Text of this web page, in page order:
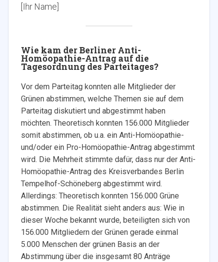
[Ihr Name]
Wie kam der Berliner Anti-
Homöopathie-Antrag auf die
Tagesordnung des Parteitages?
Vor dem Parteitag konnten alle Mitglieder der
Grünen abstimmen, welche Themen sie auf dem
Parteitag diskutiert und abgestimmt haben
möchten. Theoretisch konnten 156.000 Mitglieder
somit abstimmen, ob u.a. ein Anti-Homöopathie-
und/oder ein Pro-Homöopathie-Antrag abgestimmt
wird. Die Mehrheit stimmte dafür, dass nur der Anti-
Homöopathie-Antrag des Kreisverbandes Berlin
Tempelhof-Schöneberg abgestimmt wird.
Allerdings: Theoretisch konnten 156.000 Grüne
abstimmen. Die Realität sieht anders aus: Wie in
dieser Woche bekannt wurde, beteiligten sich von
156.000 Mitgliedern der Grünen gerade einmal
5.000 Menschen der grünen Basis an der
Abstimmung über die insgesamt 80 Anträge